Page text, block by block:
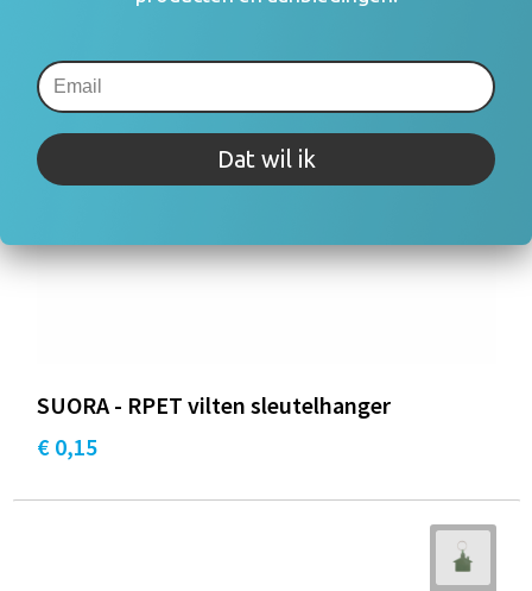
SUORA - RPET vilten sleutelhanger
€ 0,15
Dat wil ik